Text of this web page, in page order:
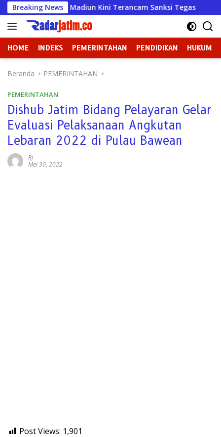
Langsung
ke
konten
Breaking News
Mulya Madiun Kini Terancam Sanksi Tegas
HOME INDEKS PEMERINTAHAN PENDIDIKAN HUKUM
Beranda PEMERINTAHAN
PEMERINTAHAN
Dishub Jatim Bidang Pelayaran Gelar
Evaluasi Pelaksanaan Angkutan
Lebaran 2022 di Pulau Bawean
Rj
Mei 30, 2022
Post Views: 1,901